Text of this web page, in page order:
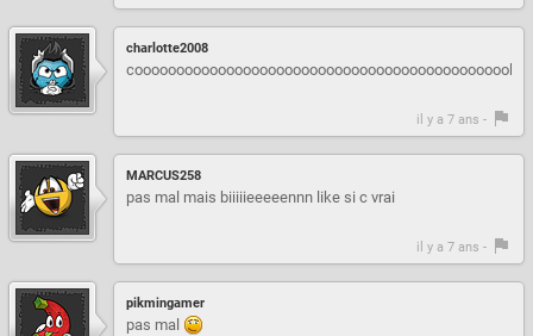
charlotte2008
cooooooooooooooooooooooooooooooooooooooooooooole
il y a 7 ans -
MARCUS258
pas mal mais biiiiieeeeennn like si c vrai
il y a 7 ans -
pikmingamer
pas mal